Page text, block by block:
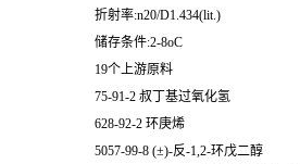
折射率:n20/D1.434(lit.)
储存条件:2-8oC
19个上游原料
75-91-2 叔丁基过氧化氢
628-92-2 环庚烯
5057-99-8 (±)-反-1,2-环戊二醇